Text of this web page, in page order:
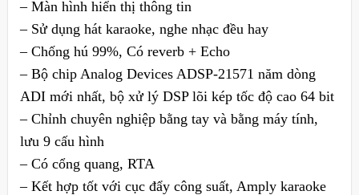
– Màn hình hiển thị thông tin
– Sử dụng hát karaoke, nghe nhạc đều hay
– Chống hú 99%, Có reverb + Echo
– Bộ chip Analog Devices ADSP-21571 năm dòng
ADI mới nhất, bộ xử lý DSP lõi kép tốc độ cao 64 bit
– Chỉnh chuyên nghiệp bằng tay và bằng máy tính,
lưu 9 cấu hình
– Có cổng quang, RTA
– Kết hợp tốt với cục đẩy công suất, Amply karaoke